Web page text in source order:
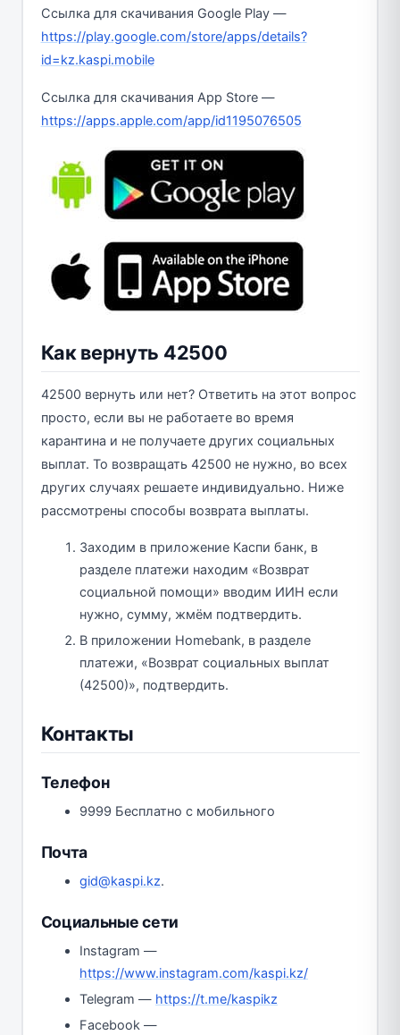
Ссылка для скачивания Google Play —
https://play.google.com/store/apps/details?
id=kz.kaspi.mobile
Ссылка для скачивания App Store —
https://apps.apple.com/app/id1195076505
Как вернуть 42500
42500 вернуть или нет? Ответить на этот вопрос
просто, если вы не работаете во время
карантина и не получаете других социальных
выплат. То возвращать 42500 не нужно, во всех
других случаях решаете индивидуально. Ниже
рассмотрены способы возврата выплаты.
Заходим в приложение Каспи банк, в
разделе платежи находим «Возврат
социальной помощи» вводим ИИН если
нужно, сумму, жмём подтвердить.
В приложении Homebank, в разделе
платежи, «Возврат социальных выплат
(42500)», подтвердить.
Контакты
Телефон
9999 Бесплатно с мобильного
Почта
gid@kaspi.kz.
Социальные сети
Instagram —
https://www.instagram.com/kaspi.kz/
Telegram — https://t.me/kaspikz
Facebook —